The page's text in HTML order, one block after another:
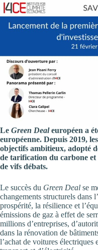
Le Green Dealeuropéen a
européenne. Depuis 2019,
objectifs ambitieux, adopté
de tarification du carbone
de vifs débats.
Le succès du Green Deal se
changements structurels dans
prospérité, la résilience et
émissions de gaz à effet de
millions d’entreprises,
dans la rénovation de
l’achat de voitures électriques